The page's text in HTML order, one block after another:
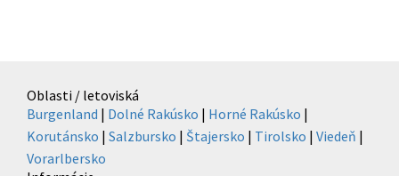
Oblasti / letoviská
Burgenland | Dolné Rakúsko | Horné Rakúsko |
Korutánsko | Salzbursko | Štajersko | Tirolsko | Viedeň |
Vorarlbersko